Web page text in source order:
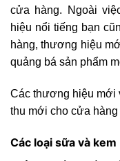
cửa hàng. Ngoài
hiệu nổi tiếng bạn
hàng, thương hiệu
quảng bá sản phẩm
Các thương hiệu mới
thu mới cho cửa hàng
Các loại sữa và kem